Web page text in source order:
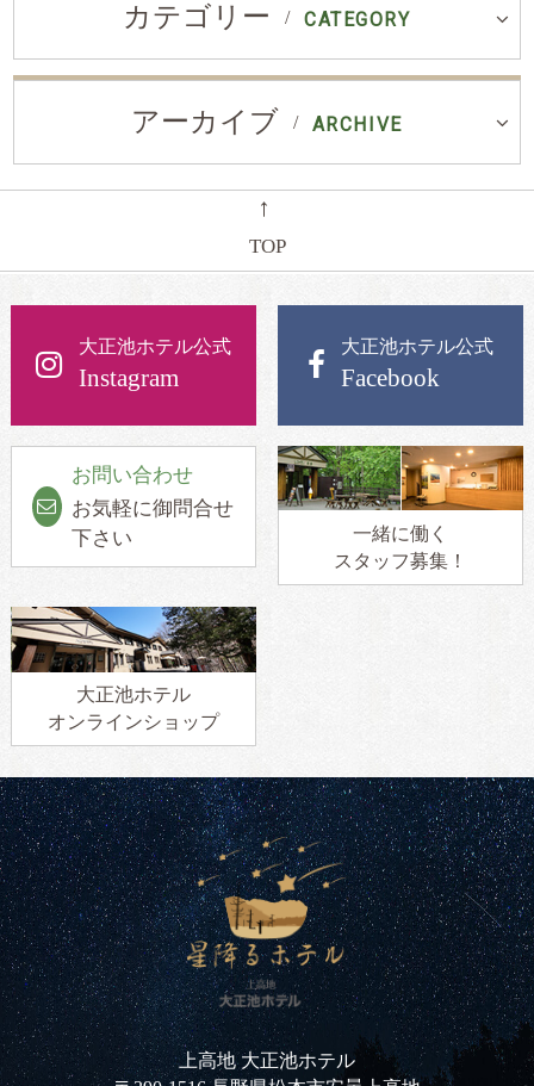
カテゴリー CATEGORY
アーカイブ ARCHIVE
←
TOP
大正池ホテル公式
Instagram
大正池ホテル公式
Facebook
お問い合わせ
お気軽に御問合せ
下さい
一緒に働く
スタッフ募集！
大正池ホテル
オンラインショップ
上高地 大正池ホテル